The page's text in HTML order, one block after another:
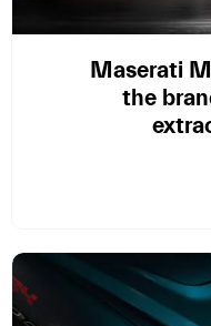
Maserati
the